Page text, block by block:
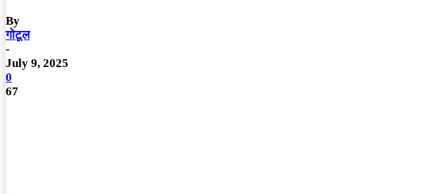
By
गोटूल
-
July 9, 2025
0
67